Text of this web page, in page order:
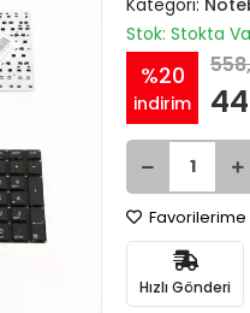
Kategori:
Stok: Stokta
%20
indirim
Favorilerime
Hızlı Gönderi